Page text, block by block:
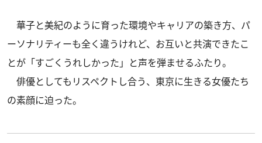
華子と美紀のように育った環境やキャリアの築き方、パ
ーソナリティーも全く違うけれど、お互いと共演できたこ
とが「すごくうれしかった」と声を弾ませるふたり。
俳優としてもリスペクトし合う、東京に生きる女優たち
の素顔に迫った。